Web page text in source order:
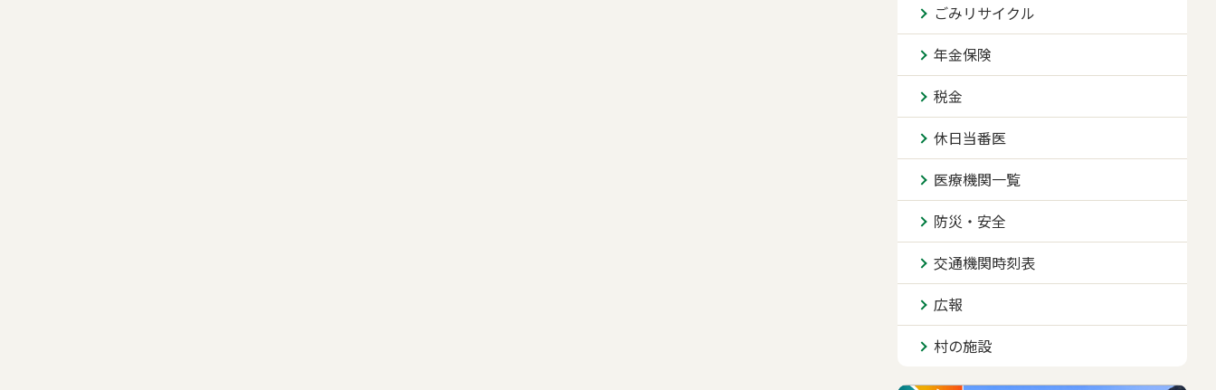
ごみリサイクル
年金保険
税金
休日当番医
医療機関一覧
防災・安全
交通機関時刻表
広報
村の施設